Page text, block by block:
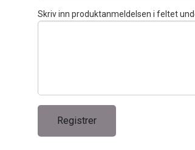
Skriv inn produktanmeldelsen i feltet